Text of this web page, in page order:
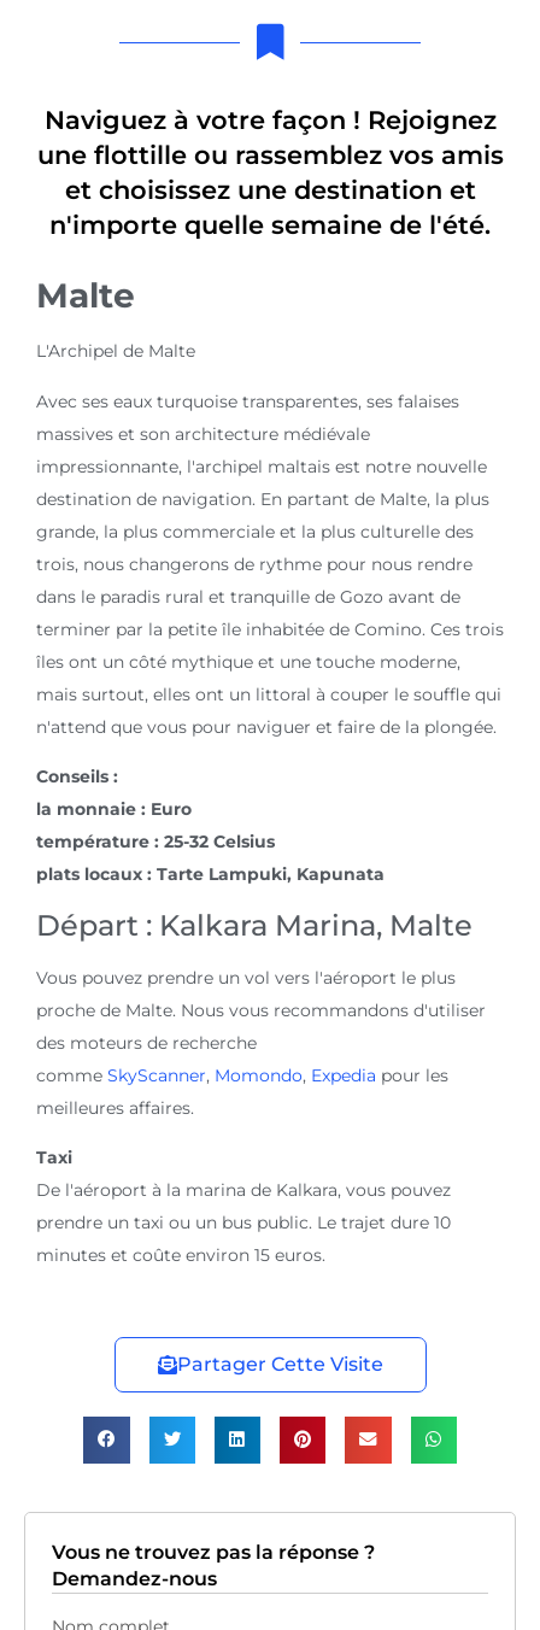
Naviguez à votre façon ! Rejoignez
une flottille ou rassemblez vos amis
et choisissez une destination et
n'importe quelle semaine de l'été.
Malte
L'Archipel de Malte
Avec ses eaux turquoise transparentes, ses falaises
massives et son architecture médiévale
impressionnante, l'archipel maltais est notre nouvelle
destination de navigation. En partant de Malte, la plus
grande, la plus commerciale et la plus culturelle des
trois, nous changerons de rythme pour nous rendre
dans le paradis rural et tranquille de Gozo avant de
terminer par la petite île inhabitée de Comino. Ces trois
îles ont un côté mythique et une touche moderne,
mais surtout, elles ont un littoral à couper le souffle qui
n'attend que vous pour naviguer et faire de la plongée.
Conseils :
la monnaie : Euro
température : 25-32 Celsius
plats locaux : Tarte Lampuki, Kapunata
Départ : Kalkara Marina, Malte
Vous pouvez prendre un vol vers l'aéroport le plus
proche de Malte. Nous vous recommandons d'utiliser
des moteurs de recherche
comme SkyScanner, Momondo, Expedia pour les
meilleures affaires.
Taxi
De l'aéroport à la marina de Kalkara, vous pouvez
prendre un taxi ou un bus public. Le trajet dure 10
minutes et coûte environ 15 euros.
Partager Cette Visite
Vous ne trouvez pas la réponse ?
Demandez-nous